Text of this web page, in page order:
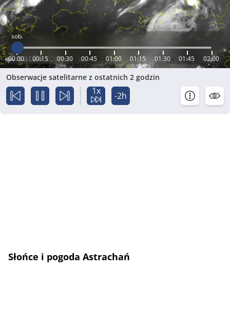
sob.
00:00 00:15 00:30 00:45 01:00 01:15 01:30 01:45 02:00
Obserwacje satelitarne z ostatnich 2 godzin
1x -2h
Słońce i pogoda Astrachań